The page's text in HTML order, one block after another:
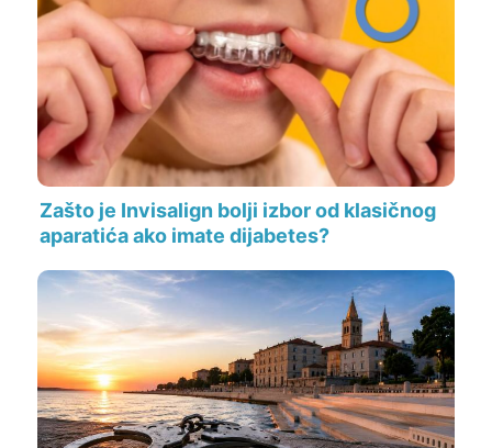
Zašto je Invisalign bolji izbor od klasičnog
aparatića ako imate dijabetes?